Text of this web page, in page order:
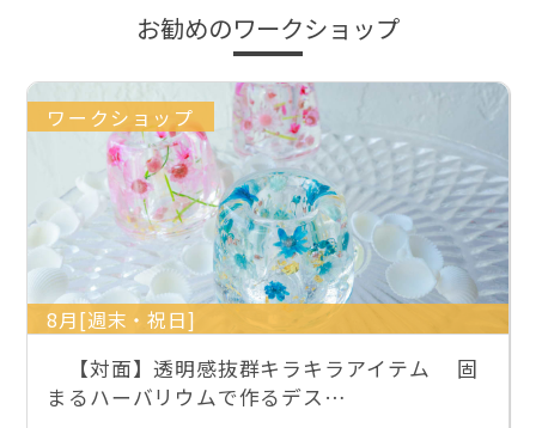
お勧めのワークショップ
ワークショップ
8月[週末・祝日]
【対面】透明感抜群キラキラアイテム 固
まるハーバリウムで作るデス…